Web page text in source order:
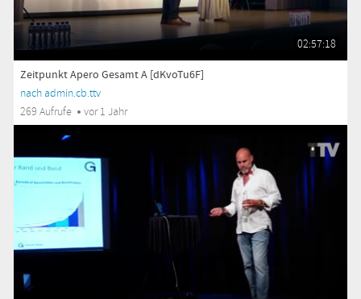
02:57:18
Zeitpunkt Apero Gesamt A [dKvoTu6F]
nach admin.cb.ttv
269 Aufrufe
vor 1 Jahr